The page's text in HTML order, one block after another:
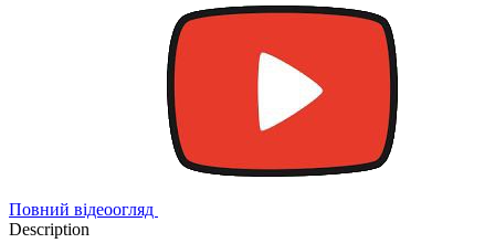
Повний відеоогляд
Description